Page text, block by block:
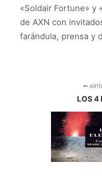
«Soldair Fortune» y
de AXN con
farándula, prensa y
LOS 4